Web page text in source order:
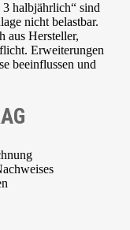
halbjährlich“ sind
nicht belastbar.
aus Hersteller,
Erweiterungen
beeinflussen und